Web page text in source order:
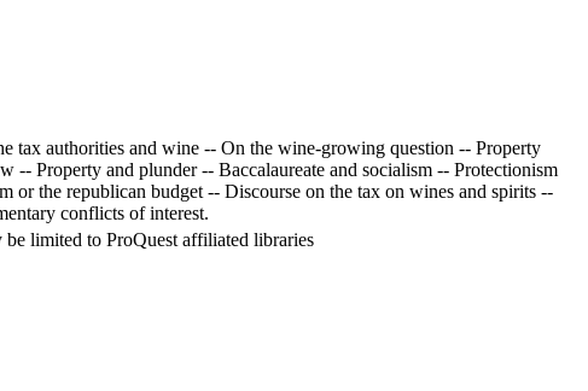
tax authorities and wine -- On the wine-growing question -- Property
Property and plunder -- Baccalaureate and socialism -- Protectionism
or the republican budget -- Discourse on the tax on wines and spirits --
conflicts of interest.
limited to ProQuest affiliated libraries